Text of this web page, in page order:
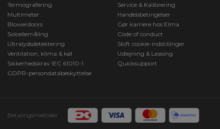
Termografering
Multimeter
Blowerdoors
Solcellemåling
Ultralydsdetektering
Ventilation, klima & køl
Sikkerhedskrav IEC 61010-1
GDPR-persondatabeskyttelse
Service & Kalibrering
Handelsbetingelser
Gør karriere hos Elma
Code of conduct
Skift cookie-indstillinger
Udlejning & Leasing
Quicksupport
Betalingsmetoder